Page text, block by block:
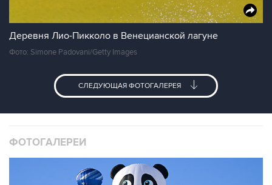
Деревня Лио-Пикколо в Венецианской лагуне
Фото: Simone Padovani/Getty Images
СЛЕДУЮЩАЯ ФОТОГАЛЕРЕЯ
ФОТОГАЛЕРЕИ